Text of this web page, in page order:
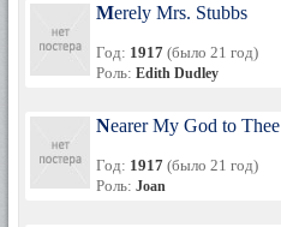
Merely Mrs. Stubbs
Год: 1917 (было 21 год)
Роль: Edith Dudley
Nearer My God to Thee
Год: 1917 (было 21 год)
Роль: Joan